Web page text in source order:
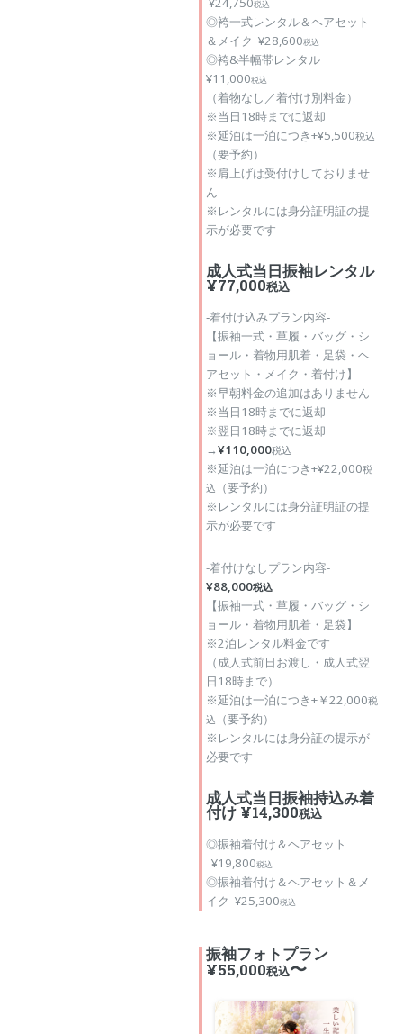
税込
◎袴一式レンタル＆ヘアセット
＆メイク ¥28,600税込
◎袴&半幅帯レンタル
¥11,000税込
（着物なし／着付け別料金）
※当日18時までに返却
※延泊は一泊につき+¥5,500税込
（要予約）
※肩上げは受付けしておりませ
ん
※レンタルには身分証明証の提
示が必要です
成人式当日振袖レンタル
¥77,000税込
‐着付け込みプラン内容‐
【振袖一式・草履・バッグ・シ
ョール・着物用肌着・足袋・ヘ
アセット・メイク・着付け】
※早朝料金の追加はありません
※当日18時までに返却
※翌日18時までに返却
→¥110,000税込
※延泊は一泊につき+¥22,000税
込
（要予約）
※レンタルには身分証明証の提
示が必要です
-着付けなしプラン内容-
¥88,000税込
【振袖一式・草履・バッグ・シ
ョール・着物用肌着・足袋】
※2泊レンタル料金です
（成人式前日お渡し・成人式翌
日18時まで）
※延泊は一泊につき+￥22,000税
込
（要予約）
※レンタルには身分証の提示が
必要です
成人式当日振袖持込み着
付け ¥14,300税込
◎振袖着付け＆ヘアセット
¥19,800税込
◎振袖着付け＆ヘアセット＆メ
イク ¥25,300税込
振袖フォトプラン
¥55,000税込〜